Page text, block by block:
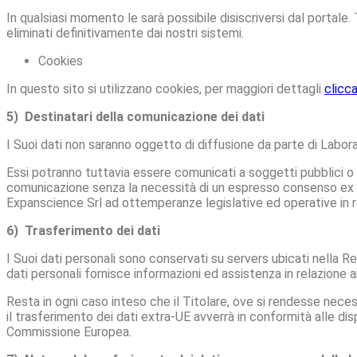
In qualsiasi momento le sarà possibile disiscriversi dal
eliminati definitivamente dai nostri sistemi.
Cookies
In questo sito si utilizzano cookies, per maggiori dettagli
5) Destinatari della comunicazione dei dati
I Suoi dati non saranno oggetto di diffusione da parte di
Essi potranno tuttavia essere comunicati a soggetti pubblici
comunicazione senza la necessità di un espresso consenso
Expanscience Srl ad ottemperanze legislative ed operative
6) Trasferimento dei dati
I Suoi dati personali sono conservati su servers ubicati nella
dati personali fornisce informazioni ed assistenza in
Resta in ogni caso inteso che il Titolare, ove si rendesse
il trasferimento dei dati extra-UE avverrà in conformità alle
Commissione Europea.